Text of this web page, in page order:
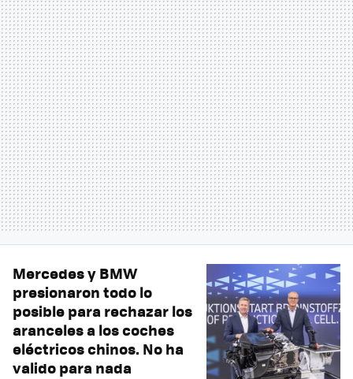
Mercedes y BMW
presionaron todo lo
posible para rechazar los
aranceles a los coches
eléctricos chinos. No ha
valido para nada